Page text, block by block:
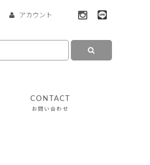
アカウント
CONTACT
お問い合わせ